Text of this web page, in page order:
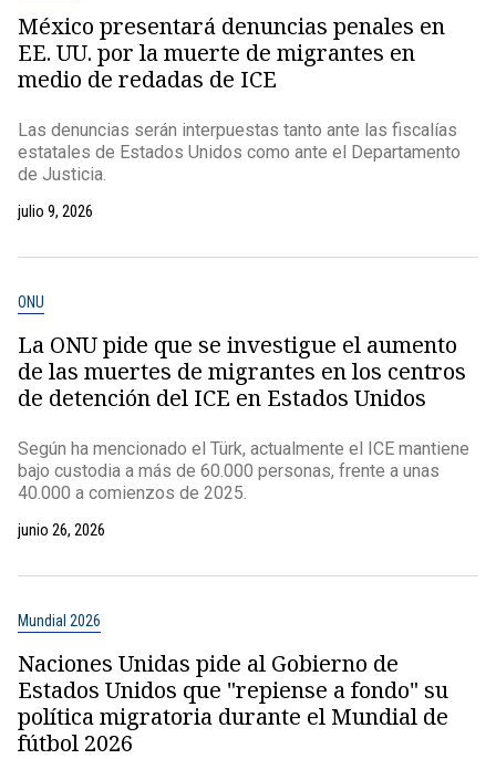
México presentará denuncias penales en
EE. UU. por la muerte de migrantes en
medio de redadas de ICE
Las denuncias serán interpuestas tanto ante las fiscalías
estatales de Estados Unidos como ante el Departamento
de Justicia.
julio 9, 2026
ONU
La ONU pide que se investigue el aumento
de las muertes de migrantes en los centros
de detención del ICE en Estados Unidos
Según ha mencionado el Türk, actualmente el ICE mantiene
bajo custodia a más de 60.000 personas, frente a unas
40.000 a comienzos de 2025.
junio 26, 2026
Mundial 2026
Naciones Unidas pide al Gobierno de
Estados Unidos que "repiense a fondo" su
política migratoria durante el Mundial de
fútbol 2026